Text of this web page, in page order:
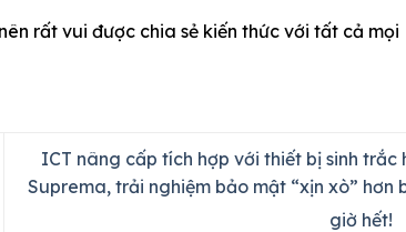
rất vui được chia sẻ kiến thức với tất cả mọi
ICT nâng cấp tích hợp với thiết bị sinh trắc
Suprema, trải nghiệm bảo mật “xịn xò” hơn
giờ hết!